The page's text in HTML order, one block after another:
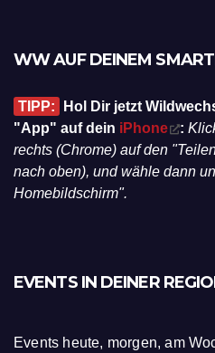
WW AUF DEINEM
TIPP:
Hol Dir jetzt
"App" auf dein iPhone :
rechts (Chrome) auf den
nach oben), und wähle dann
Homebildschirm".
EVENTS IN DEINER
Events heute, morgen, am